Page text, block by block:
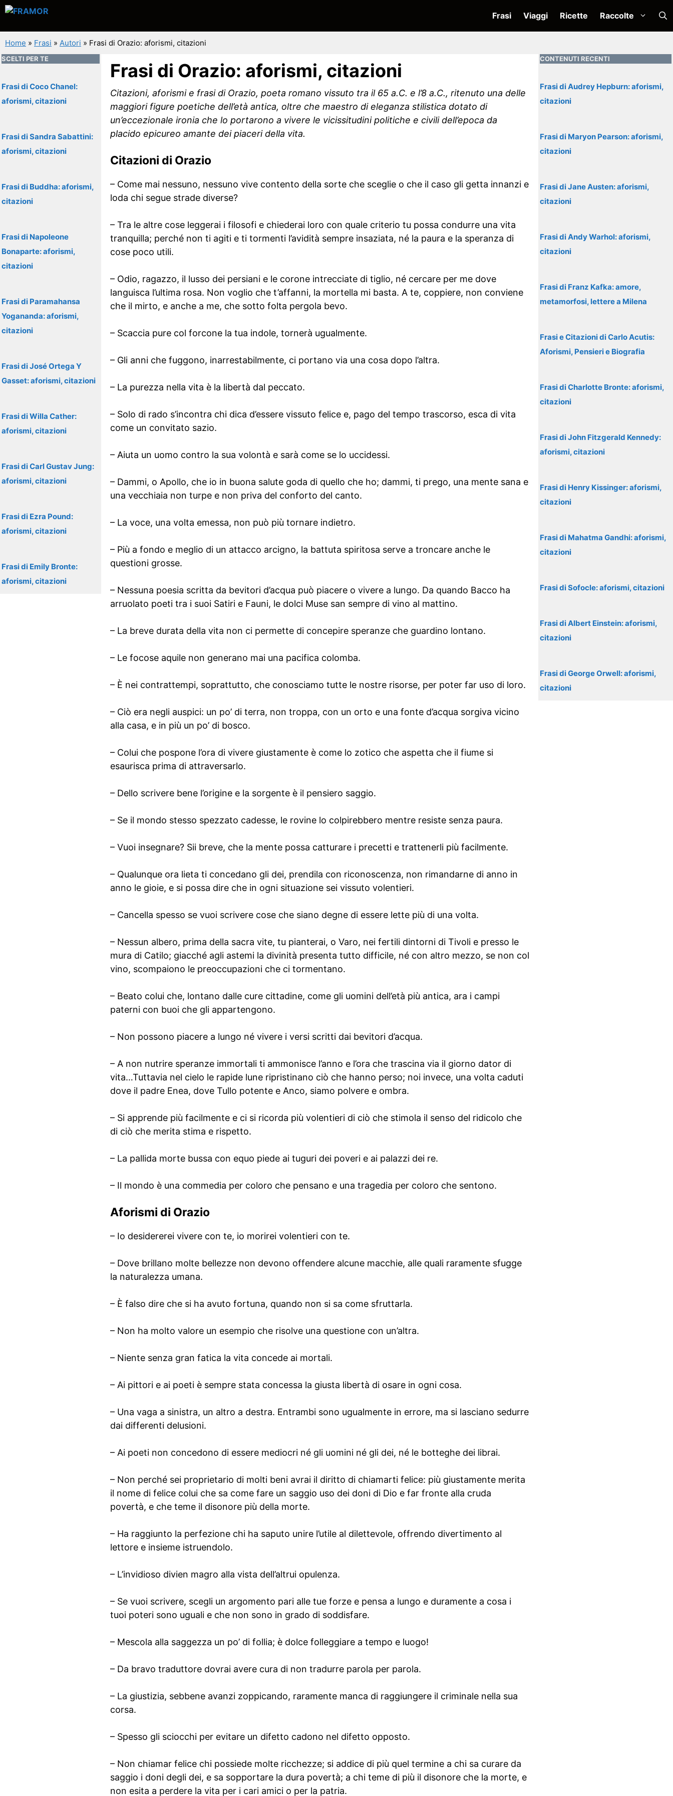
Vai
contenuto
Frasi Viaggi Ricette Raccolte
Home » Frasi » Autori » Frasi di Orazio: aforismi, citazioni
Frasi di Orazio: aforismi, citazioni
Citazioni, aforismi e frasi di Orazio, poeta romano vissuto tra il 65 a.C. e l’8 a.C., ritenuto una delle
maggiori figure poetiche dell’età antica, oltre che maestro di eleganza stilistica dotato di
un’eccezionale ironia che lo portarono a vivere le vicissitudini politiche e civili dell’epoca da
placido epicureo amante dei piaceri della vita.
Citazioni di Orazio
– Come mai nessuno, nessuno vive contento della sorte che sceglie o che il caso gli getta innanzi e
loda chi segue strade diverse?
– Tra le altre cose leggerai i filosofi e chiederai loro con quale criterio tu possa condurre una vita
tranquilla; perché non ti agiti e ti tormenti l’avidità sempre insaziata, né la paura e la speranza di
cose poco utili.
– Odio, ragazzo, il lusso dei persiani e le corone intrecciate di tiglio, né cercare per me dove
languisca l’ultima rosa. Non voglio che t’affanni, la mortella mi basta. A te, coppiere, non conviene
che il mirto, e anche a me, che sotto folta pergola bevo.
– Scaccia pure col forcone la tua indole, tornerà ugualmente.
– Gli anni che fuggono, inarrestabilmente, ci portano via una cosa dopo l’altra.
– La purezza nella vita è la libertà dal peccato.
– Solo di rado s’incontra chi dica d’essere vissuto felice e, pago del tempo trascorso, esca di vita
come un convitato sazio.
– Aiuta un uomo contro la sua volontà e sarà come se lo uccidessi.
– Dammi, o Apollo, che io in buona salute goda di quello che ho; dammi, ti prego, una mente sana e
una vecchiaia non turpe e non priva del conforto del canto.
– La voce, una volta emessa, non può più tornare indietro.
– Più a fondo e meglio di un attacco arcigno, la battuta spiritosa serve a troncare anche le
questioni grosse.
– Nessuna poesia scritta da bevitori d’acqua può piacere o vivere a lungo. Da quando Bacco ha
arruolato poeti tra i suoi Satiri e Fauni, le dolci Muse san sempre di vino al mattino.
– La breve durata della vita non ci permette di concepire speranze che guardino lontano.
– Le focose aquile non generano mai una pacifica colomba.
– È nei contrattempi, soprattutto, che conosciamo tutte le nostre risorse, per poter far uso di loro.
– Ciò era negli auspici: un po’ di terra, non troppa, con un orto e una fonte d’acqua sorgiva vicino
alla casa, e in più un po’ di bosco.
– Colui che pospone l’ora di vivere giustamente è come lo zotico che aspetta che il fiume si
esaurisca prima di attraversarlo.
– Dello scrivere bene l’origine e la sorgente è il pensiero saggio.
– Se il mondo stesso spezzato cadesse, le rovine lo colpirebbero mentre resiste senza paura.
– Vuoi insegnare? Sii breve, che la mente possa catturare i precetti e trattenerli più facilmente.
– Qualunque ora lieta ti concedano gli dei, prendila con riconoscenza, non rimandarne di anno in
anno le gioie, e si possa dire che in ogni situazione sei vissuto volentieri.
– Cancella spesso se vuoi scrivere cose che siano degne di essere lette più di una volta.
– Nessun albero, prima della sacra vite, tu pianterai, o Varo, nei fertili dintorni di Tivoli e presso le
mura di Catilo; giacché agli astemi la divinità presenta tutto difficile, né con altro mezzo, se non col
vino, scompaiono le preoccupazioni che ci tormentano.
– Beato colui che, lontano dalle cure cittadine, come gli uomini dell’età più antica, ara i campi
paterni con buoi che gli appartengono.
– Non possono piacere a lungo né vivere i versi scritti dai bevitori d’acqua.
– A non nutrire speranze immortali ti ammonisce l’anno e l’ora che trascina via il giorno dator di
vita…Tuttavia nel cielo le rapide lune ripristinano ciò che hanno perso; noi invece, una volta caduti
dove il padre Enea, dove Tullo potente e Anco, siamo polvere e ombra.
– Si apprende più facilmente e ci si ricorda più volentieri di ciò che stimola il senso del ridicolo che
di ciò che merita stima e rispetto.
– La pallida morte bussa con equo piede ai tuguri dei poveri e ai palazzi dei re.
– Il mondo è una commedia per coloro che pensano e una tragedia per coloro che sentono.
Aforismi di Orazio
– Io desidererei vivere con te, io morirei volentieri con te.
– Dove brillano molte bellezze non devono offendere alcune macchie, alle quali raramente sfugge
la naturalezza umana.
– È falso dire che si ha avuto fortuna, quando non si sa come sfruttarla.
– Non ha molto valore un esempio che risolve una questione con un’altra.
– Niente senza gran fatica la vita concede ai mortali.
– Ai pittori e ai poeti è sempre stata concessa la giusta libertà di osare in ogni cosa.
– Una vaga a sinistra, un altro a destra. Entrambi sono ugualmente in errore, ma si lasciano sedurre
dai differenti delusioni.
– Ai poeti non concedono di essere mediocri né gli uomini né gli dei, né le botteghe dei librai.
– Non perché sei proprietario di molti beni avrai il diritto di chiamarti felice: più giustamente merita
il nome di felice colui che sa come fare un saggio uso dei doni di Dio e far fronte alla cruda
povertà, e che teme il disonore più della morte.
– Ha raggiunto la perfezione chi ha saputo unire l’utile al dilettevole, offrendo divertimento al
lettore e insieme istruendolo.
– L’invidioso divien magro alla vista dell’altrui opulenza.
– Se vuoi scrivere, scegli un argomento pari alle tue forze e pensa a lungo e duramente a cosa i
tuoi poteri sono uguali e che non sono in grado di soddisfare.
– Mescola alla saggezza un po’ di follia; è dolce folleggiare a tempo e luogo!
– Da bravo traduttore dovrai avere cura di non tradurre parola per parola.
– La giustizia, sebbene avanzi zoppicando, raramente manca di raggiungere il criminale nella sua
corsa.
– Spesso gli sciocchi per evitare un difetto cadono nel difetto opposto.
– Non chiamar felice chi possiede molte ricchezze; si addice di più quel termine a chi sa curare da
saggio i doni degli dei, e sa sopportare la dura povertà; a chi teme di più il disonore che la morte, e
non esita a perdere la vita per i cari amici o per la patria.
SCELTI PER TE
Frasi di Coco Chanel:
aforismi, citazioni
Frasi di Sandra Sabattini:
aforismi, citazioni
Frasi di Buddha: aforismi,
citazioni
Frasi di Napoleone
Bonaparte: aforismi,
citazioni
Frasi di Paramahansa
Yogananda: aforismi,
citazioni
Frasi di José Ortega Y
Gasset: aforismi, citazioni
Frasi di Willa Cather:
aforismi, citazioni
Frasi di Carl Gustav Jung:
aforismi, citazioni
Frasi di Ezra Pound:
aforismi, citazioni
Frasi di Emily Bronte:
aforismi, citazioni
CONTENUTI RECENTI
Frasi di Audrey Hepburn: aforismi,
citazioni
Frasi di Maryon Pearson: aforismi,
citazioni
Frasi di Jane Austen: aforismi,
citazioni
Frasi di Andy Warhol: aforismi,
citazioni
Frasi di Franz Kafka: amore,
metamorfosi, lettere a Milena
Frasi e Citazioni di Carlo Acutis:
Aforismi, Pensieri e Biografia
Frasi di Charlotte Bronte: aforismi,
citazioni
Frasi di John Fitzgerald Kennedy:
aforismi, citazioni
Frasi di Henry Kissinger: aforismi,
citazioni
Frasi di Mahatma Gandhi: aforismi,
citazioni
Frasi di Sofocle: aforismi, citazioni
Frasi di Albert Einstein: aforismi,
citazioni
Frasi di George Orwell: aforismi,
citazioni